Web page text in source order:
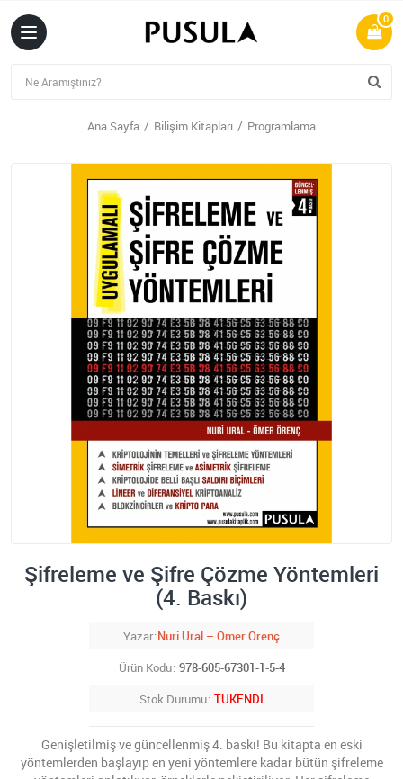
0
Ana Sayfa Bilişim Kitapları Programlama
Şifreleme ve Şifre Çözme Yöntemleri
(4. Baskı)
Yazar Nuri Ural – Ömer Örenç
Ürün Kodu 978-605-67301-1-5-4
Stok Durumu TÜKENDİ
Genişletilmiş ve güncellenmiş 4. baskı! Bu kitapta en eski
yöntemlerden başlayıp en yeni yöntemlere kadar bütün şifreleme